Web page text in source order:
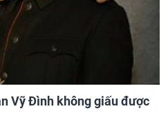
Vỹ Đình không giấu được